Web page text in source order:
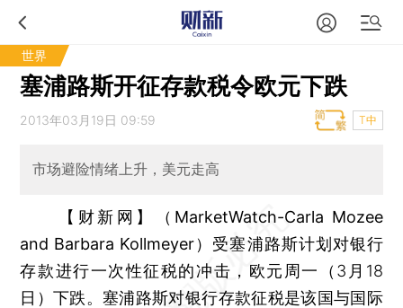
世界
塞浦路斯开征存款税令欧元下跌
2013年03月19日 09:59 T中
市场避险情绪上升，美元走高
【财新网】（MarketWatch-Carla Mozee
and Barbara Kollmeyer） 受塞浦路斯计划对银行
存款进行一次性征税的冲击，欧元周一（3月18
日）下跌。塞浦路斯对银行存款征税是该国与国际